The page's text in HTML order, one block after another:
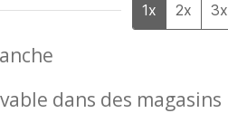
1x 2x 3x
dans des magasins